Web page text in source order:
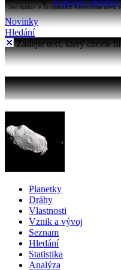
Katalogy objektů
Tato funkce je na stránkách Astronomia
Novinky
Hledání
Zadejte text, který chcete
Planetky
Dráhy
Vlastnosti
Vznik a vývoj
Seznam
Hledání
Statistika
Analýza